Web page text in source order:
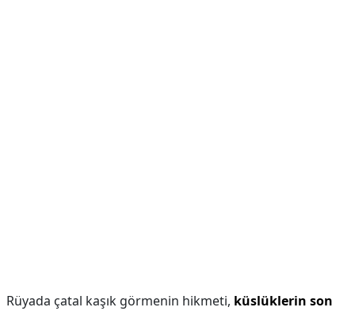
Rüyada çatal kaşık görmenin hikmeti, küslüklerin son